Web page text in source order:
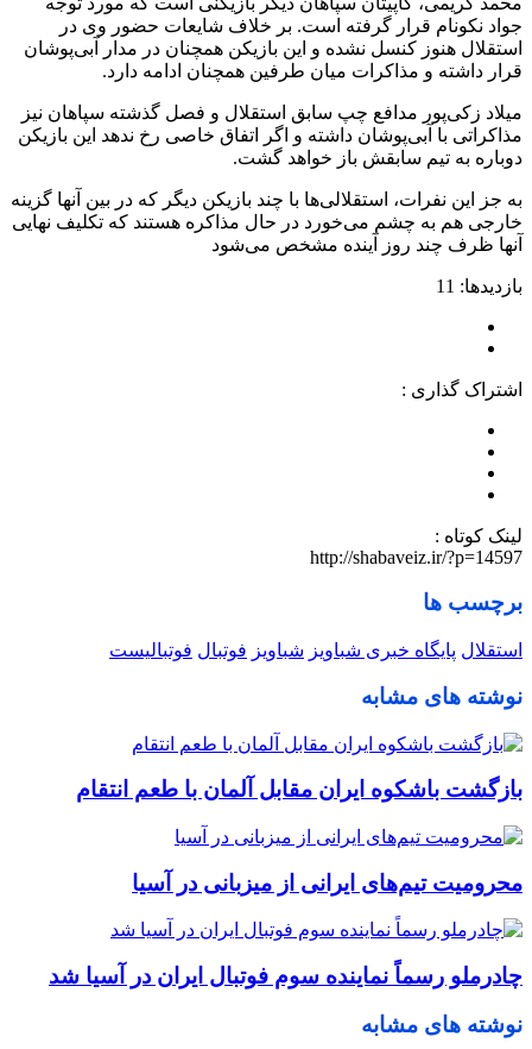
جواد نکونام قرار گرفته است. بر خلاف شایعات حضور وی در
استقلال هنوز کنسل نشده و این بازیکن همچنان در مدار آبی‌پوشان
قرار داشته و مذاکرات میان طرفین همچنان ادامه دارد.
میلاد زکی‌پور مدافع چپ سابق استقلال و فصل گذشته سپاهان نیز
مذاکراتی با آبی‌پوشان داشته و اگر اتفاق خاصی رخ ندهد این بازیکن
دوباره به تیم سابقش باز خواهد گشت.
به جز این نفرات، استقلالی‌ها با چند بازیکن دیگر که در بین آنها گزینه
خارجی هم به چشم می‌خورد در حال مذاکره هستند که تکلیف نهایی
آنها ظرف چند روز آینده مشخص می‌شود
بازدیدها: 11
اشتراک گذاری :
لینک کوتاه :
http://shabaveiz.ir/?p=14597
برچسب ها
استقلال پایگاه خبری شباویز شباویز فوتبال فوتبالیست
نوشته های مشابه
بازگشت باشکوه ایران مقابل آلمان با طعم انتقام
محرومیت تیم‌های ایرانی از میزبانی در آسیا
چادرملو رسماً نماینده سوم فوتبال ایران در آسیا شد
نوشته های مشابه